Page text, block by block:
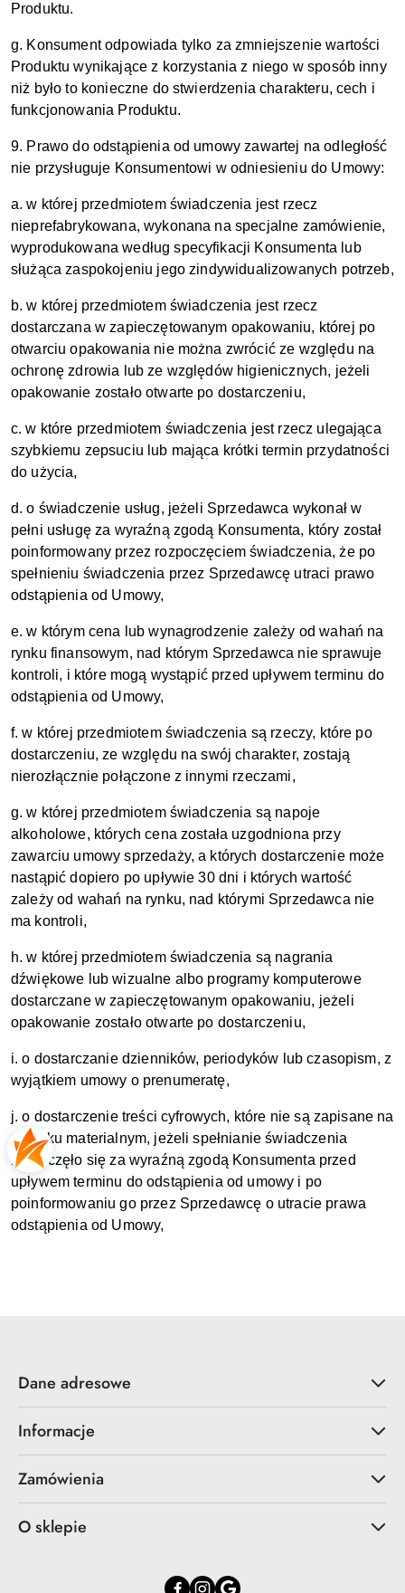
Produktu.
g. Konsument odpowiada tylko za zmniejszenie wartości
Produktu wynikające z korzystania z niego w sposób inny
niż było to konieczne do stwierdzenia charakteru, cech i
funkcjonowania Produktu.
9. Prawo do odstąpienia od umowy zawartej na odległość
nie przysługuje Konsumentowi w odniesieniu do Umowy:
a. w której przedmiotem świadczenia jest rzecz
nieprefabrykowana, wykonana na specjalne zamówienie,
wyprodukowana według specyfikacji Konsumenta lub
służąca zaspokojeniu jego zindywidualizowanych potrzeb,
b. w której przedmiotem świadczenia jest rzecz
dostarczana w zapieczętowanym opakowaniu, której po
otwarciu opakowania nie można zwrócić ze względu na
ochronę zdrowia lub ze względów higienicznych, jeżeli
opakowanie zostało otwarte po dostarczeniu,
c. w które przedmiotem świadczenia jest rzecz ulegająca
szybkiemu zepsuciu lub mająca krótki termin przydatności
do użycia,
d. o świadczenie usług, jeżeli Sprzedawca wykonał w
pełni usługę za wyraźną zgodą Konsumenta, który został
poinformowany przez rozpoczęciem świadczenia, że po
spełnieniu świadczenia przez Sprzedawcę utraci prawo
odstąpienia od Umowy,
e. w którym cena lub wynagrodzenie zależy od wahań na
rynku finansowym, nad którym Sprzedawca nie sprawuje
kontroli, i które mogą wystąpić przed upływem terminu do
odstąpienia od Umowy,
f. w której przedmiotem świadczenia są rzeczy, które po
dostarczeniu, ze względu na swój charakter, zostają
nierozłącznie połączone z innymi rzeczami,
g. w której przedmiotem świadczenia są napoje
alkoholowe, których cena została uzgodniona przy
zawarciu umowy sprzedaży, a których dostarczenie może
nastąpić dopiero po upływie 30 dni i których wartość
zależy od wahań na rynku, nad którymi Sprzedawca nie
ma kontroli,
h. w której przedmiotem świadczenia są nagrania
dźwiękowe lub wizualne albo programy komputerowe
dostarczane w zapieczętowanym opakowaniu, jeżeli
opakowanie zostało otwarte po dostarczeniu,
i. o dostarczanie dzienników, periodyków lub czasopism, z
wyjątkiem umowy o prenumeratę,
j. o dostarczenie treści cyfrowych, które nie są zapisane na
nośniku materialnym, jeżeli spełnianie świadczenia
rozpoczęło się za wyraźną zgodą Konsumenta przed
upływem terminu do odstąpienia od umowy i po
poinformowaniu go przez Sprzedawcę o utracie prawa
odstąpienia od Umowy,
Dane adresowe
Informacje
Zamówienia
O sklepie